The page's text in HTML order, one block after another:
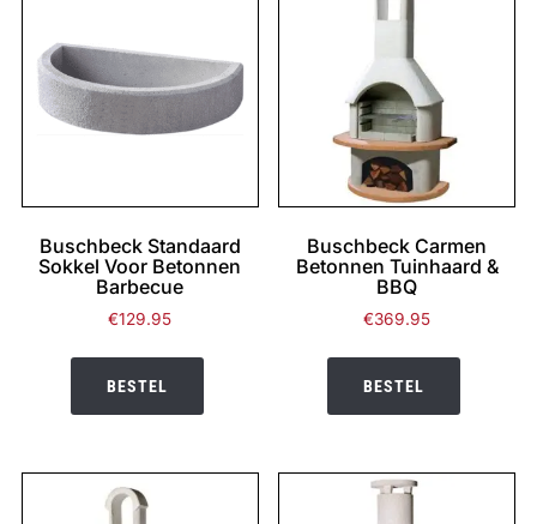
Buschbeck Standaard
Sokkel Voor Betonnen
Barbecue
€129.95
BESTEL
Buschbeck Carmen
Betonnen Tuinhaard &
BBQ
€369.95
BESTEL